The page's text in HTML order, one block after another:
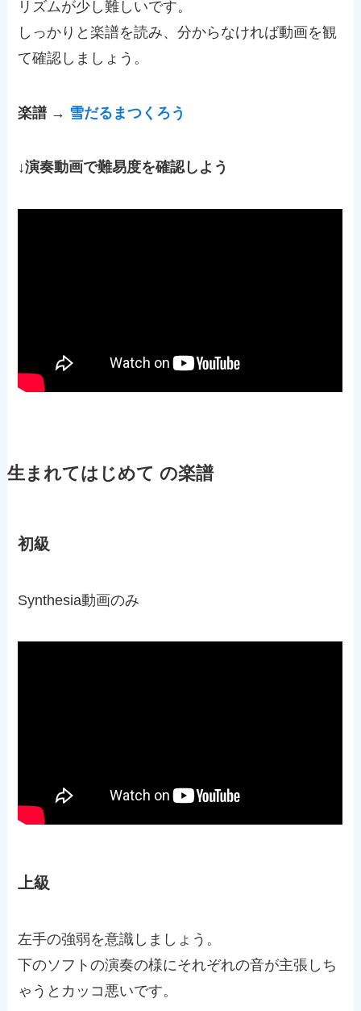
リズムが少し難しいです。
しっかりと楽譜を読み、分からなければ動画を観
て確認しましょう。
楽譜 → 雪だるまつくろう
↓演奏動画で難易度を確認しよう
生まれてはじめて の楽譜
初級
Synthesia動画のみ
上級
左手の強弱を意識しましょう。
下のソフトの演奏の様にそれぞれの音が主張しち
ゃうとカッコ悪いです。